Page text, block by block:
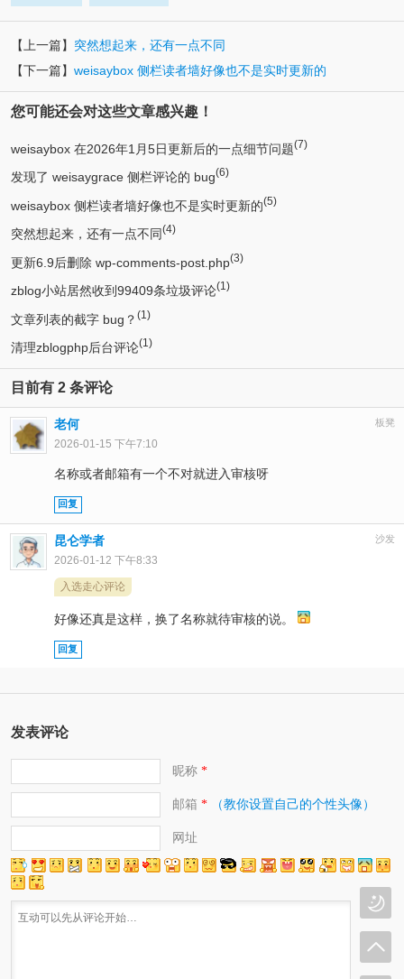
【上一篇】 突然想起来，还有一点不同
【下一篇】 weisaybox 侧栏读者墙好像也不是实时更新的
您可能还会对这些文章感兴趣！
weisaybox 在2026年1月5日更新后的一点细节问题(7)
发现了 weisaygrace 侧栏评论的 bug(6)
weisaybox 侧栏读者墙好像也不是实时更新的(5)
突然想起来，还有一点不同(4)
更新6.9后删除 wp-comments-post.php(3)
zblog小站居然收到99409条垃圾评论(1)
文章列表的截字 bug？ (1)
清理zblogphp后台评论(1)
目前有 2 条评论
板凳
老何
2026-01-15 下午7:10
名称或者邮箱有一个不对就进入审核呀
回复
沙发
昆仑学者
2026-01-12 下午8:33
入选走心评论
好像还真是这样，换了名称就待审核的说。
回复
发表评论
昵称*
邮箱 * （教你设置自己的个性头像）
网址